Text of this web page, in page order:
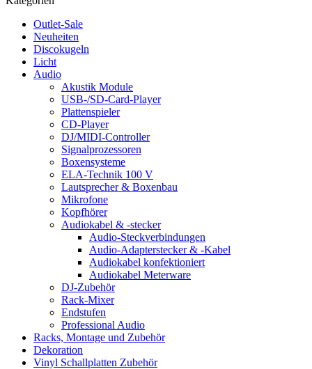
Outlet-Sale
Neuheiten
Discokugeln
Licht
Audio
Akustik Module
USB-/SD-Card-Player
Plattenspieler
CD-Player
DJ/MIDI-Controller
Signalprozessoren
Boxensysteme
ELA-Technik 100 V
Lautsprecher & Boxenbau
Mikrofone
Kopfhörer
Audiokabel & -stecker
Audio-Steckverbindungen
Audio-Adapterstecker & -Kabel
Audiokabel konfektioniert
Audiokabel Meterware
DJ-Zubehör
Rack-Mixer
Endstufen
Professional Audio
Racks, Montage und Zubehör
Dekoration
Vinyl Schallplatten Zubehör